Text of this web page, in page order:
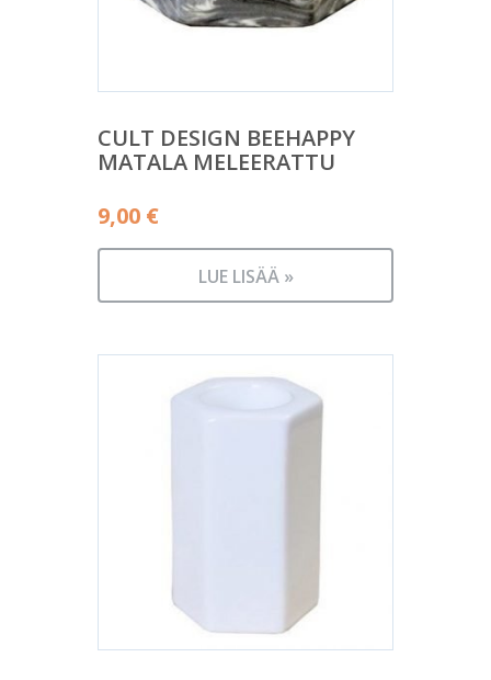
CULT DESIGN BEEHAPPY
MATALA MELEERATTU
9,00 €
LUE LISÄÄ »